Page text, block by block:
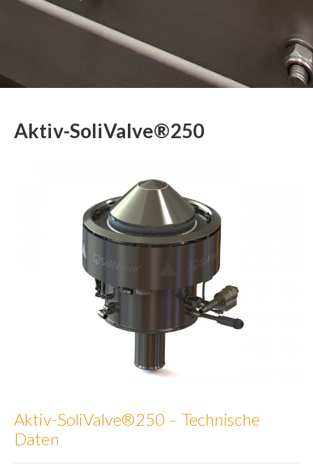
Aktiv-SoliValve®250
Aktiv-SoliValve®250 – Technische
Daten